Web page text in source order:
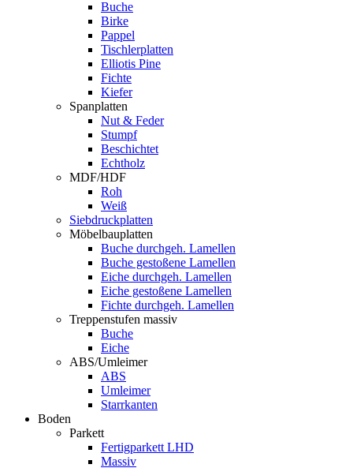
Buche
Birke
Pappel
Tischlerplatten
Elliotis Pine
Fichte
Kiefer
Spanplatten
Nut & Feder
Stumpf
Beschichtet
Echtholz
MDF/HDF
Roh
Weiß
Siebdruckplatten
Möbelbauplatten
Buche durchgeh. Lamellen
Buche gestoßene Lamellen
Eiche durchgeh. Lamellen
Eiche gestoßene Lamellen
Fichte durchgeh. Lamellen
Treppenstufen massiv
Buche
Eiche
ABS/Umleimer
ABS
Umleimer
Starrkanten
Boden
Parkett
Fertigparkett LHD
Massiv